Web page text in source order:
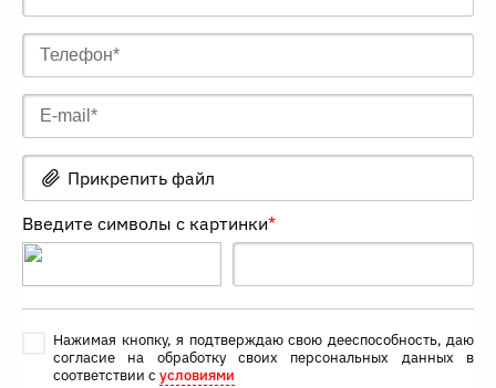
Прикрепить файл
Введите символы с картинки*
Нажимая кнопку, я подтверждаю свою дееспособность, даю
согласие на обработку своих персональных данных в
соответствии с условиями